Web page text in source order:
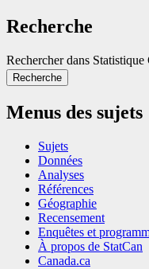
Recherche
Rechercher dans Statistique
Recherche
Menus des sujets
Sujets
Données
Analyses
Références
Géographie
Recensement
Enquêtes et
À propos de StatCan
Canada.ca